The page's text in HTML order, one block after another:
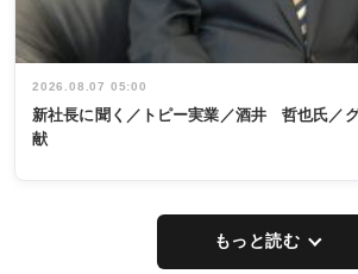
2026.08.07 05:00
新社長に聞く／トピー実業／酒井 哲也氏／
献
もっと読む